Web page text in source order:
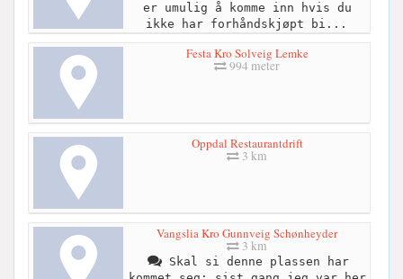
er umulig å komme inn hvis du
ikke har forhåndskjøpt bi...
Festa Kro Solveig Lemke
994 meter
Oppdal Restaurantdrift
3 km
Vangslia Kro Gunnveig Schønheyder
3 km
Skal si denne plassen har